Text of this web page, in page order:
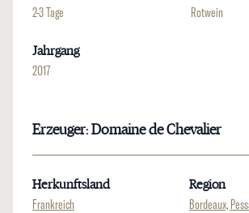
2-3 Tage Rotwein
Jahrgang
2017
Erzeuger: Domaine de Chevalier
Herkunftsland
Frankreich
Region
Bordeaux,